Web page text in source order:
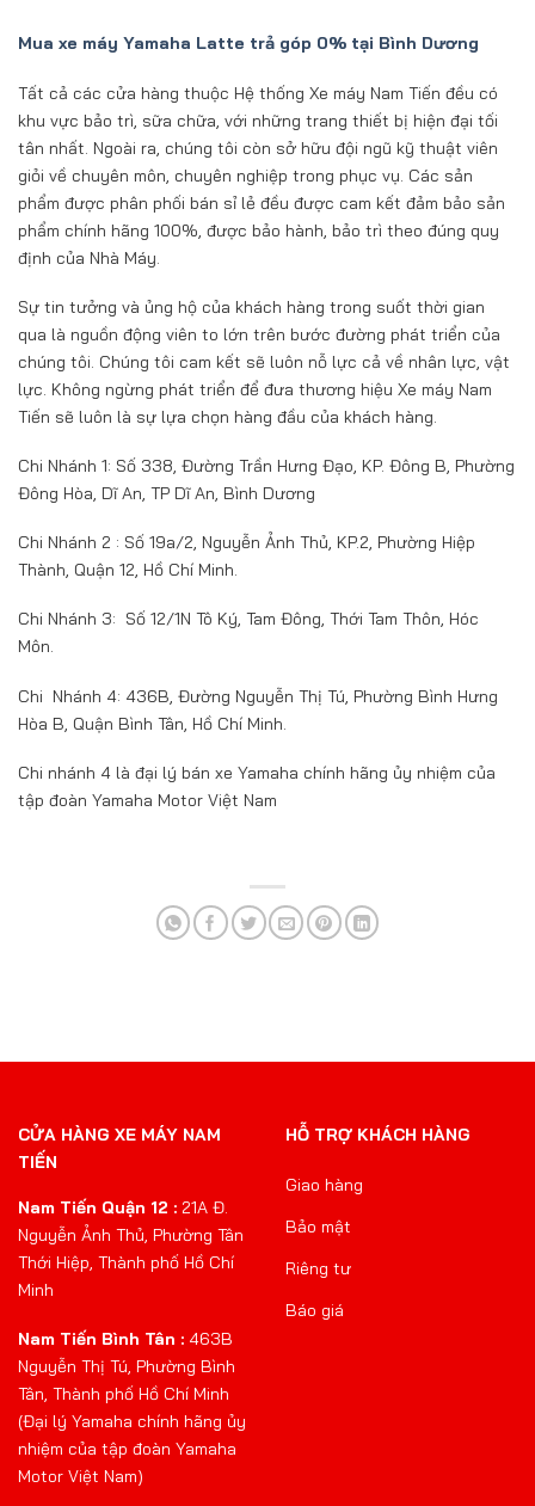
Mua xe máy Yamaha Latte trả góp 0% tại Bình Dương
Tất cả các cửa hàng thuộc Hệ thống Xe máy Nam Tiến đều có
khu vực bảo trì, sữa chữa, với những trang thiết bị hiện đại tối
tân nhất. Ngoài ra, chúng tôi còn sở hữu đội ngũ kỹ thuật viên
giỏi về chuyên môn, chuyên nghiệp trong phục vụ. Các sản
phẩm được phân phối bán sỉ lẻ đều được cam kết đảm bảo sản
phẩm chính hãng 100%, được bảo hành, bảo trì theo đúng quy
định của Nhà Máy.
Sự tin tưởng và ủng hộ của khách hàng trong suốt thời gian
qua là nguồn động viên to lớn trên bước đường phát triển của
chúng tôi. Chúng tôi cam kết sẽ luôn nỗ lực cả về nhân lực, vật
lực. Không ngừng phát triển để đưa thương hiệu Xe máy Nam
Tiến sẽ luôn là sự lựa chọn hàng đầu của khách hàng.
Chi Nhánh 1: Số 338, Đường Trần Hưng Đạo, KP. Đông B, Phường
Đông Hòa, Dĩ An, TP Dĩ An, Bình Dương
Chi Nhánh 2 : Số 19a/2, Nguyễn Ảnh Thủ, KP.2, Phường Hiệp
Thành, Quận 12, Hồ Chí Minh.
Chi Nhánh 3: Số 12/1N Tô Ký, Tam Đông, Thới Tam Thôn, Hóc
Môn.
Chi Nhánh 4: 436B, Đường Nguyễn Thị Tú, Phường Bình Hưng
Hòa B, Quận Bình Tân, Hồ Chí Minh.
Chi nhánh 4 là đại lý bán xe Yamaha chính hãng ủy nhiệm của
tập đoàn Yamaha Motor Việt Nam
CỬA HÀNG XE MÁY NAM
TIẾN
Nam Tiến Quận 12 : 21A Đ.
Nguyễn Ảnh Thủ, Phường Tân
Thới Hiệp, Thành phố Hồ Chí
Minh
Nam Tiến Bình Tân : 463B
Nguyễn Thị Tú, Phường Bình
Tân, Thành phố Hồ Chí Minh
(Đại lý Yamaha chính hãng ủy
nhiệm của tập đoàn Yamaha
Motor Việt Nam)
HỖ TRỢ KHÁCH HÀNG
Giao hàng
Bảo mật
Riêng tư
Báo giá